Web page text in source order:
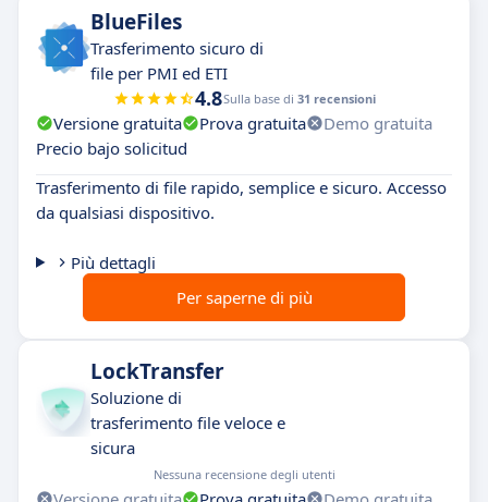
BlueFiles
Trasferimento sicuro di
file per PMI ed ETI
4.8Sulla base di 31 recensioni
Versione gratuita Prova gratuita
Demo gratuita
Precio bajo solicitud
Trasferimento di file rapido, semplice e sicuro. Accesso
da qualsiasi dispositivo.
Più dettagli
Per saperne di più
LockTransfer
Soluzione di
trasferimento file veloce e
sicura
Nessuna recensione degli utenti